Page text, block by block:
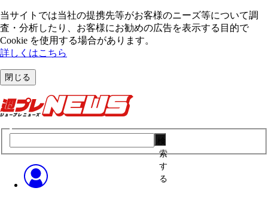
当サイトでは当社の提携先等がお客様のニーズ等について調
査・分析したり、お客様にお勧めの広告を表⽰する⽬的で
Cookie を使⽤する場合があります。
詳しくはこちら
閉じる
索
す
る